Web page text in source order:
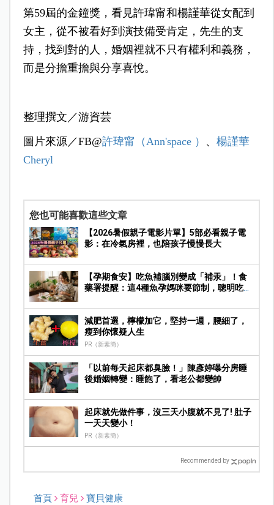
第59屆的金鐘獎，看見許瑋甯和楊謹華從女配到
女主，從不被看好到演技備受肯定，先生的支
持，找到對的人，婚姻裡就不只有權利和義務，
而是分擔重擔與分享喜悅。
整理撰文／游資芸
圖片來源／FB@許瑋甯（Ann'space ） 、 楊謹華
Cheryl
您也可能喜歡這些文章
【2026暑假親子電影片單】5部必看親子電
影：在冷氣房裡，也陪孩子慢慢長大
【孕期食安】吃魚補腦別變成「補汞」！食
藥署提醒：這4種魚孕媽咪要節制，聰明吃魚
減肥首選，檸檬加它，堅持一週，腰細了，
瘦到你懷疑人生
PR（新素簡）
「以前每天起床都臭臉！」陳彥婷曝分房睡
後婚姻轉變：睡飽了，看老公都變帥
起床就先做件事，沒三天小腹就不見了! 肚子
一天天變小！
PR（新素簡）
Recommended by
首頁 育兒 寶貝健康